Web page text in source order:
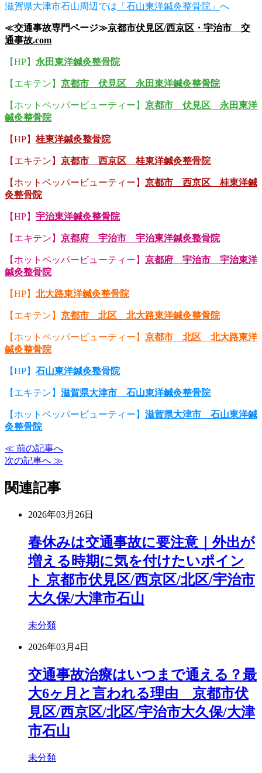
滋賀県大津市石山周辺では 「石山東洋鍼灸整骨院」 へ
≪交通事故専門ページ≫京都市伏見区/西京区・宇治市 交
通事故.com
【HP】 永田東洋鍼灸整骨院
【エキテン】 京都市 伏見区 永田東洋鍼灸整骨院
【ホットペッパービューティー】 京都市 伏見区 永田東洋
鍼灸整骨院
【HP】 桂東洋鍼灸整骨院
【エキテン】 京都市 西京区 桂東洋鍼灸整骨院
【ホットペッパービューティー】 京都市 西京区 桂東洋鍼
灸整骨院
【HP】 宇治東洋鍼灸整骨院
【エキテン】 京都府 宇治市 宇治東洋鍼灸整骨院
【ホットペッパービューティー】 京都府 宇治市 宇治東洋
鍼灸整骨院
【HP】 北大路東洋鍼灸整骨院
【エキテン】 京都市 北区 北大路東洋鍼灸整骨院
【ホットペッパービューティー】 京都市 北区 北大路東洋
鍼灸整骨院
【HP】 石山東洋鍼灸整骨院
【エキテン】 滋賀県大津市 石山東洋鍼灸整骨院
【ホットペッパービューティー】 滋賀県大津市 石山東洋鍼
灸整骨院
≪ 前の記事へ
次の記事へ ≫
関連記事
2026年03月26日
春休みは交通事故に要注意｜外出が
増える時期に気を付けたいポイン
ト 京都市伏見区/西京区/北区/宇治市
大久保/大津市石山
未分類
2026年03月4日
交通事故治療はいつまで通える？最
大6ヶ月と言われる理由 京都市伏
見区/西京区/北区/宇治市大久保/大津
市石山
未分類